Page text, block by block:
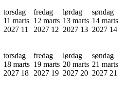
torsdag
11 marts
2027 11
fredag
12 marts
2027 12
lørdag
13 marts
2027 13
søndag
14 marts
2027 14
torsdag
18 marts
2027 18
fredag
19 marts
2027 19
lørdag
20 marts
2027 20
søndag
21 marts
2027 21